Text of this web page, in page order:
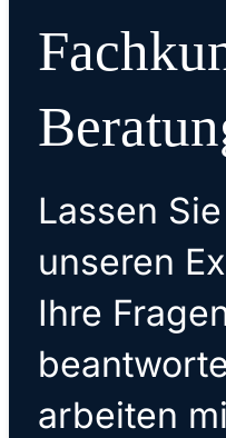
Lassen
unseren
Ihre
arbeiten